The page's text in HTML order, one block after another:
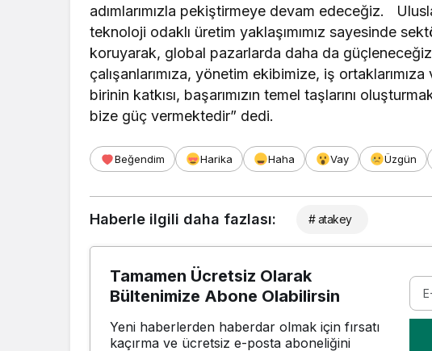
adımlarımızla pekiştirmeye devam edeceğiz.
teknoloji odaklı üretim yaklaşımımız sayesinde
koruyarak, global pazarlarda daha da
çalışanlarımıza, yönetim ekibimize, iş
birinin katkısı, başarımızın temel taşlarını
bize güç vermektedir” dedi.
Beğendim Harika Haha Vay Üzgün
Haberle ilgili daha fazlası: # atakey
Tamamen Ücretsiz Olarak
Bültenimize Abone Olabilirsin
Yeni haberlerden haberdar olmak için fırsatı
kaçırma ve ücretsiz e-posta aboneliğini